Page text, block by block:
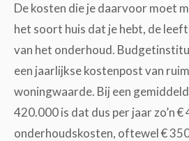
De kosten die je daarvoor moet
het soort huis dat je hebt, de
van het onderhoud.
een jaarlijkse kostenpost van
woningwaarde. Bij een
420.000 is dat dus per jaar zo’n €
onderhoudskosten, oftewel €